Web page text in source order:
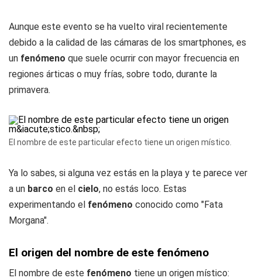
Aunque este evento se ha vuelto viral recientemente
debido a la calidad de las cámaras de los smartphones, es
un fenómeno que suele ocurrir con mayor frecuencia en
regiones árticas o muy frías, sobre todo, durante la
primavera.
El nombre de este particular efecto tiene un origen místico.
Ya lo sabes, si alguna vez estás en la playa y te parece ver
a un barco en el cielo, no estás loco. Estas
experimentando el fenómeno conocido como "Fata
Morgana".
El origen del nombre de este fenómeno
El nombre de este fenómeno tiene un origen místico: